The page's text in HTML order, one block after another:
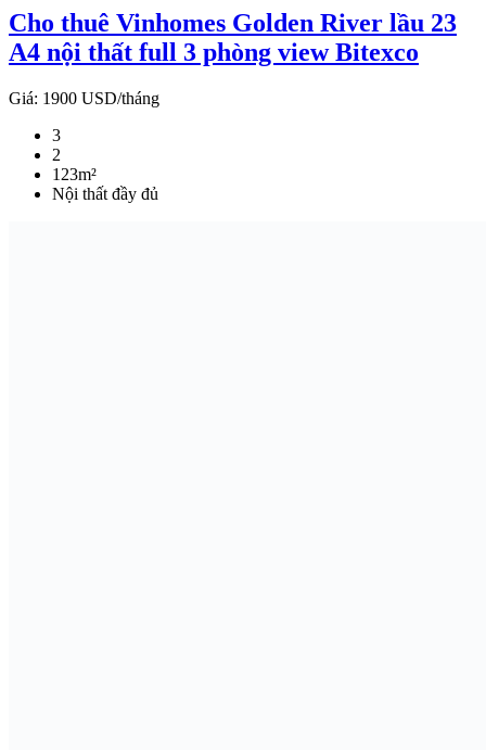
Cho thuê Vinhomes Golden River lầu 23
A4 nội thất full 3 phòng view Bitexco
Giá: 1900 USD/tháng
3
2
123m²
Nội thất đầy đủ